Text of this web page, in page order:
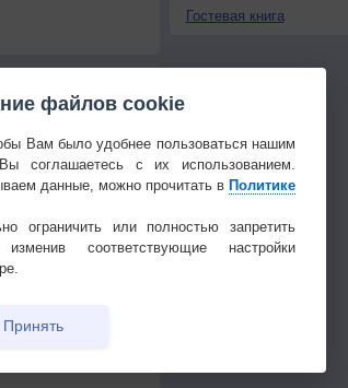
Гостевая книга
файлов cookie
Вам было удобнее пользоваться нашим
соглашаетесь с их использованием.
данные, можно прочитать в Политике
ограничить или полностью запретить
соответствующие настройки
Принять